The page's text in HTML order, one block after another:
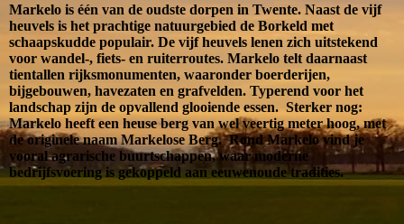
Markelo is één van de oudste dorpen in Twente. Naast de vijf
heuvels is het prachtige natuurgebied de Borkeld met
schaapskudde populair. De vijf heuvels lenen zich uitstekend
voor wandel-, fiets- en ruiterroutes. Markelo telt daarnaast
tientallen rijksmonumenten, waaronder boerderijen,
bijgebouwen, havezaten en grafvelden. Typerend voor het
landschap zijn de opvallend glooiende essen. Sterker nog:
Markelo heeft een heuse berg van wel veertig meter hoog, met
de originele naam Markelose Berg. Rond Markelo vind je
vooral agrarische buurtschappen, waar moderne
bedrijfsvoering is gekoppeld aan eeuwenoude tradities.